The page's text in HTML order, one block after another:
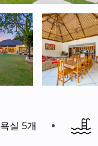
욕실 5개